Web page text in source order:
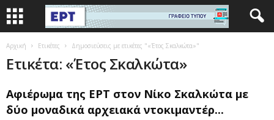
Αρχική Ετικέτες Δημοσιεύσεις με ετικέτες "«Έτος Σκαλκώτα»"
Ετικέτα: «Έτος Σκαλκώτα»
Αφιέρωμα της ΕΡΤ στον Νίκο Σκαλκώτα με
δύο μοναδικά αρχειακά ντοκιμαντέρ...